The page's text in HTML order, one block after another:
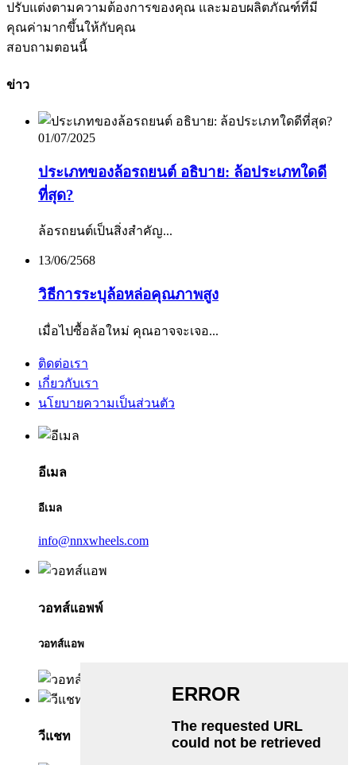
ปรับแต่งตามความต้องการของคุณ และมอบผลิตภัณฑ์ที่มี
คุณค่ามากขึ้นให้กับคุณ
สอบถามตอนนี้
ข่าว
01/07/2025
ประเภทของล้อรถยนต์ อธิบาย: ล้อประเภทใดดี
ที่สุด?
ล้อรถยนต์เป็นสิ่งสำคัญ...
13/06/2568
วิธีการระบุล้อหล่อคุณภาพสูง
เมื่อไปซื้อล้อใหม่ คุณอาจจะเจอ...
ติดต่อเรา
เกี่ยวกับเรา
นโยบายความเป็นส่วนตัว
อีเมล
อีเมล
info@nnxwheels.com
วอทส์แอพพ์
วอทส์แอพ
วีแชท